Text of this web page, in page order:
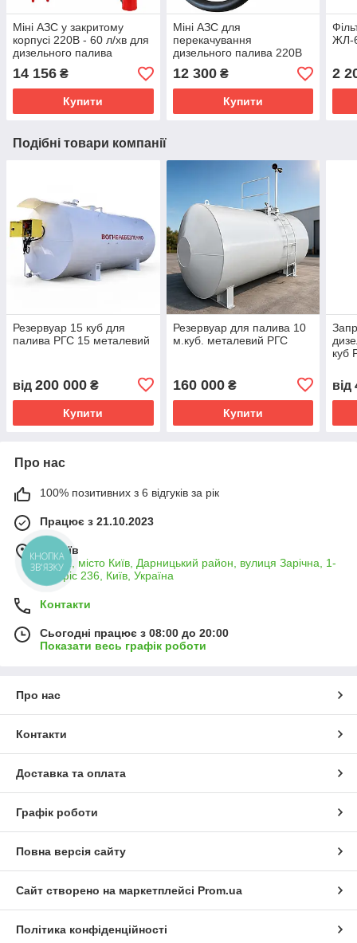
Міні АЗС у закритому
корпусі 220В - 60 л/хв для
дизельного палива
14 156 ₴
Купити
Міні АЗС для
перекачування
дизельного палива 220В
60л/хв - Omega 220/60
12 300₴
Купити
ЖЛ-
2
Подібні товари компанії
Резервуар 15 куб для
палива РГС 15 металевий
від 200 000 ₴
Купити
Резервуар для палива 10
м.куб. металевий РГС
160 000₴
Купити
куб
від
Про нас
100% позитивних з 6 відгуків за рік
Працює з 21.10.2023
м. Київ
02132, місто Київ, Дарницький район, вулиця Зарічна, 1-
Б, офіс 236, Київ, Україна
Контакти
Сьогодні працює з 08:00 до 20:00
Показати весь графік роботи
Про нас
Контакти
Доставка та оплата
Графік роботи
Повна версія сайту
Сайт створено на маркетплейсі Prom.ua
Політика конфіденційності
КНОПКА
ЗВ'ЯЗКУ